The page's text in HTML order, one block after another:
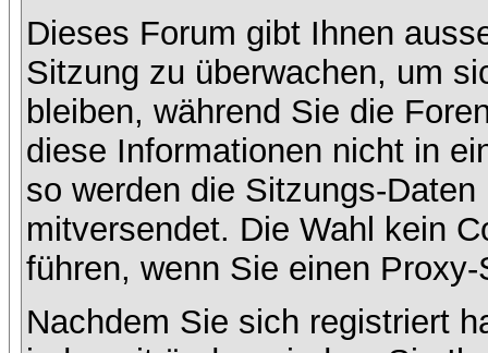
Dieses Forum gibt Ihnen
Sitzung zu überwachen, um
bleiben, während Sie die
diese Informationen nicht in
so werden die Sitzungs-
mitversendet. Die Wahl kein
führen, wenn Sie einen
Nachdem Sie sich registriert